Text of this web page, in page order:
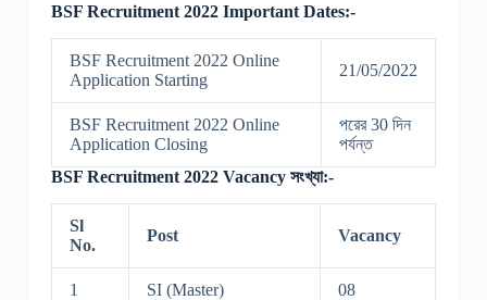
BSF Recruitment 2022 Important Dates:-
BSF Recruitment 2022 Online
Application Starting
21/05/2022
BSF Recruitment 2022 Online
Application Closing
পরের 30 দিন
পর্যন্ত
BSF Recruitment 2022 Vacancy সংখ্যা:-
Sl
No.
Post Vacancy
1 SI (Master) 08